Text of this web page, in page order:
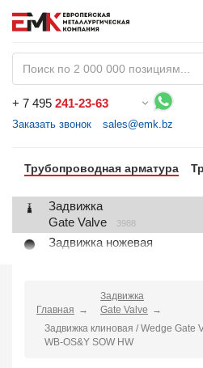
+ 7 495 241-23-63
Заказать звонок sales@emk.bz
Трубопроводная арматура
Задвижка
Gate Valve
3988
Задвижка ножевая
Globe Valve
2191
Клапан регулирующий
Control Valve
2
Главная
Задвижка
Gate Valve
Задвижка клиновая / Wedge Gate
WB-OS&Y SOW HW